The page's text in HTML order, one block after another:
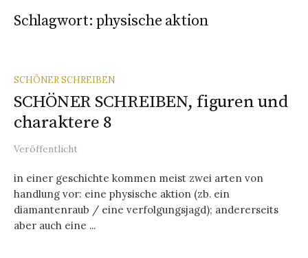
Schlagwort:physische aktion
SCHÖNER SCHREIBEN
SCHÖNER SCHREIBEN, figuren und
charaktere 8
Veröffentlicht
in einer geschichte kommen meist zwei arten von
handlung vor: eine physische aktion (zb. ein
diamantenraub / eine verfolgungsjagd); andererseits
aber auch eine ...